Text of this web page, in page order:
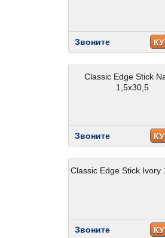
Звоните
Classic Edge Stick
1,5x30,5
Звоните
Classic Edge Stick Ivory
Звоните